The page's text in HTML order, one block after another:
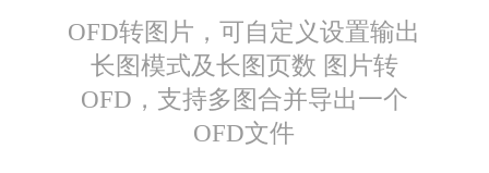
OFD转图片，可自定义设置输出
长图模式及长图页数 图片转
OFD，支持多图合并导出一个
OFD文件